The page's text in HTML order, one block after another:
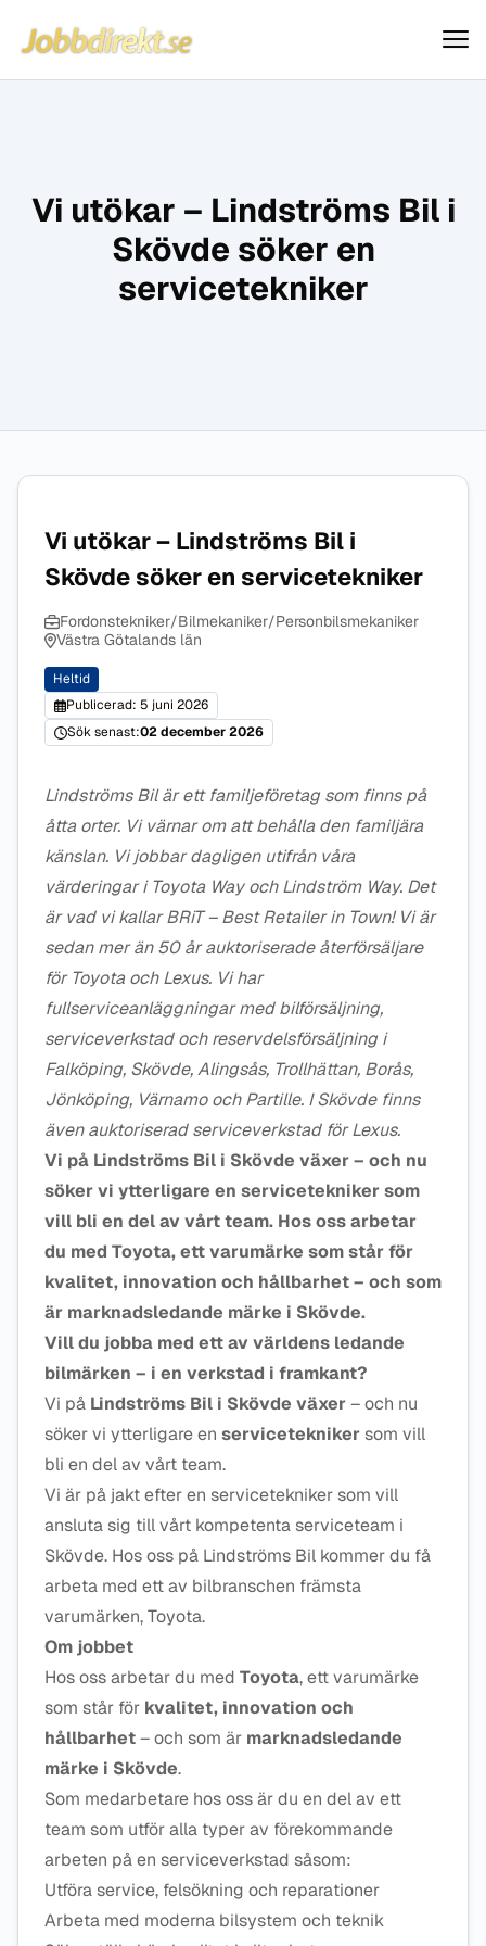
Hoppa till innehåll
Jobbdirekt
Vi utökar – Lindströms Bil i
Skövde söker en
servicetekniker
Vi utökar – Lindströms Bil i
Skövde söker en servicetekniker
Fordonstekniker/Bilmekaniker/Personbilsmekaniker
Västra Götalands län
Heltid
Publicerad: 5 juni 2026
Sök senast:02 december 2026
Lindströms Bil är ett familjeföretag som finns på
åtta orter. Vi värnar om att behålla den familjära
känslan. Vi jobbar dagligen utifrån våra
värderingar i Toyota Way och Lindström Way. Det
är vad vi kallar BRiT – Best Retailer in Town! Vi är
sedan mer än 50 år auktoriserade återförsäljare
för Toyota och Lexus. Vi har
fullserviceanläggningar med bilförsäljning,
serviceverkstad och reservdelsförsäljning i
Falköping, Skövde, Alingsås, Trollhättan, Borås,
Jönköping, Värnamo och Partille. I Skövde finns
även auktoriserad serviceverkstad för Lexus.
Vi på Lindströms Bil i Skövde växer– och nu
söker vi ytterligare en serviceteknikersom
vill bli en del av vårt team. Hos oss arbetar
du med Toyota, ett varumärke som står för
kvalitet, innovation och hållbarhet– och som
är marknadsledande märke i Skövde.
Vill du jobba med ett av världens ledande
bilmärken – i en verkstad i framkant?
Vi på Lindströms Bil i Skövde växer– och nu
söker vi ytterligare en serviceteknikersom vill
bli en del av vårt team.
Vi är på jakt efter en servicetekniker som vill
ansluta sig till vårt kompetenta serviceteam i
Skövde. Hos oss på Lindströms Bil kommer du få
arbeta med ett av bilbranschen främsta
varumärken, Toyota.
Om jobbet
Hos oss arbetar du med Toyota, ett varumärke
som står för kvalitet, innovation och
hållbarhet– och som är marknadsledande
märke i Skövde.
Som medarbetare hos oss är du en del av ett
team som utför alla typer av förekommande
arbeten på en serviceverkstad såsom:
Utföra service, felsökning och reparationer
Arbeta med moderna bilsystem och teknik